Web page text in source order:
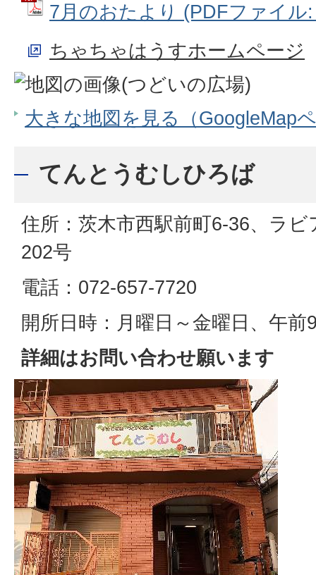
7月のおたより (PDFファイル
ちゃちゃはうすホームページ
大きな地図を見る（GoogleMap
てんとうむしひろば
住所：茨木市西駅前町6-36、ラ
202号
電話：072-657-7720
開所日時：月曜日～金曜日、午前
詳細はお問い合わせ願います